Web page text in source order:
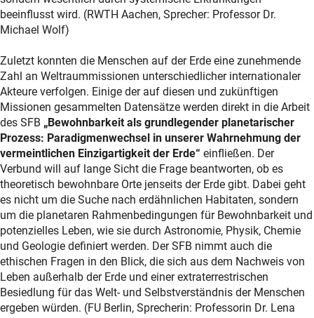
beeinflusst wird. (RWTH Aachen, Sprecher: Professor Dr.
Michael Wolf)
Zuletzt konnten die Menschen auf der Erde eine zunehmende
Zahl an Weltraummissionen unterschiedlicher internationaler
Akteure verfolgen. Einige der auf diesen und zukünftigen
Missionen gesammelten Datensätze werden direkt in die Arbeit
des SFB „Bewohnbarkeit als grundlegender planetarischer
Prozess: Paradigmenwechsel in unserer Wahrnehmung der
vermeintlichen Einzigartigkeit der Erde“ einfließen. Der
Verbund will auf lange Sicht die Frage beantworten, ob es
theoretisch bewohnbare Orte jenseits der Erde gibt. Dabei geht
es nicht um die Suche nach erdähnlichen Habitaten, sondern
um die planetaren Rahmenbedingungen für Bewohnbarkeit und
potenzielles Leben, wie sie durch Astronomie, Physik, Chemie
und Geologie definiert werden. Der SFB nimmt auch die
ethischen Fragen in den Blick, die sich aus dem Nachweis von
Leben außerhalb der Erde und einer extraterrestrischen
Besiedlung für das Welt- und Selbstverständnis der Menschen
ergeben würden. (FU Berlin, Sprecherin: Professorin Dr. Lena